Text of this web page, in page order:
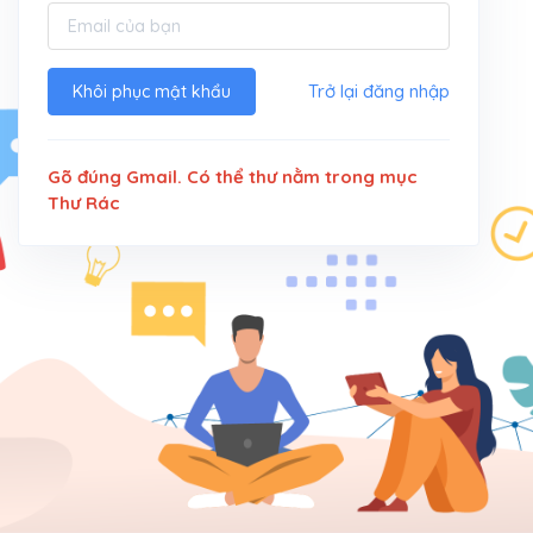
Khôi phục mật khẩu Trở lại đăng nhập
Gõ đúng Gmail. Có thể thư nằm trong mục
Thư Rác